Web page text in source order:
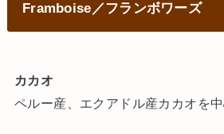
Framboise／フランボワーズ
カカオ
ペルー産、エクアドル産カカオを